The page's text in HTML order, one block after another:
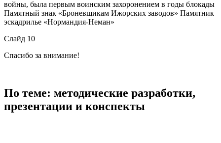
войны, была первым воинским захоронением в годы блокады
Памятный знак «Броневщикам Ижорских заводов» Памятник
эскадрилье «Нормандия-Неман»
Слайд 10
Спасибо за внимание!
По теме: методические разработки,
презентации и конспекты